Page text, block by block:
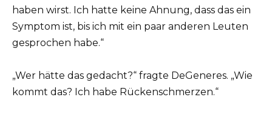
haben wirst. Ich hatte keine Ahnung, dass das ein
Symptom ist, bis ich mit ein paar anderen Leuten
gesprochen habe.“
„Wer hätte das gedacht?“ fragte DeGeneres. „Wie
kommt das? Ich habe Rückenschmerzen.“